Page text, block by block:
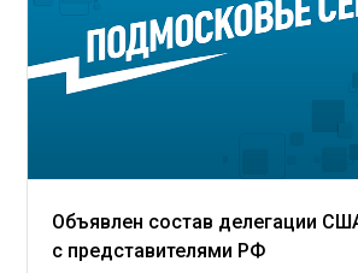
Объявлен состав делегации
с представителями РФ